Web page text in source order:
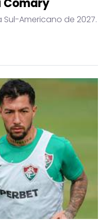
Americano de 2027.